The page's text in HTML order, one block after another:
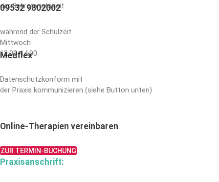
der Sekretariatszeit
09532 9802002
während der Schulzeit
Mittwoch
12:00-14:00
Medflex
Datenschutzkonform mit
der Praxis kommunizieren (siehe Button unten)
Online-Therapien vereinbaren
ZUR TERMIN-BUCHUNG
Praxisanschrift: